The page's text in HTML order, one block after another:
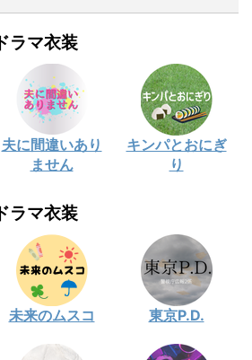
ラマ衣装
夫に間違いあり
ません
キンパとおにぎ
り
ラマ衣装
未来のムスコ 東京P.D.